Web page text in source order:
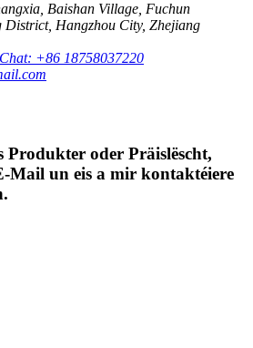
Baishan Village, Fuchun
District, Hangzhou City, Zhejiang
+86 18758037220
Produkter oder Präislëscht,
Mail un eis a mir kontaktéiere